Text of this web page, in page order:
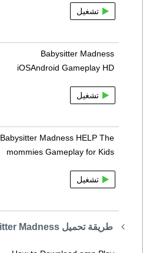
تشغيل
Babysitter Madness
iOSAndroid Gameplay HD
تشغيل
Babysitter Madness HELP The
mommies Gameplay for Kids
تشغيل
طريقة تحميل Babysitter Madness